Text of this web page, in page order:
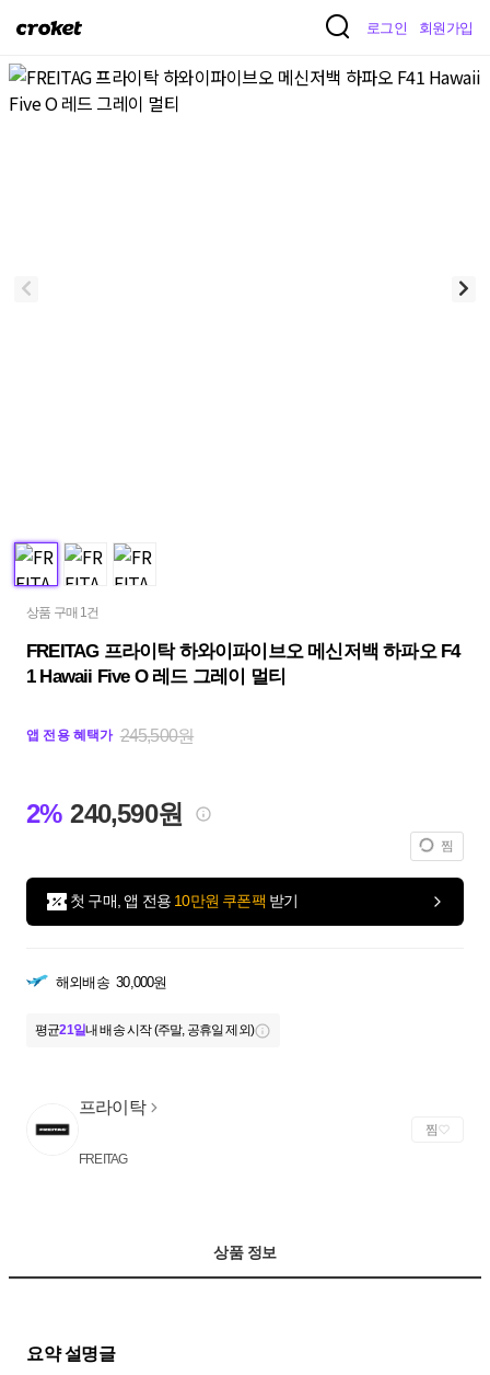
크
켓
로그인 회원가입
상품 구매 1건
FREITAG 프라이탁 하와이파이브오 메신저백 하파오 F4
1 Hawaii Five O 레드 그레이 멀티
앱 전용 혜택가 245,500원
2% 240,590원
찜
첫 구매, 앱 전용 10만원 쿠폰팩 받기
해외배송 30,000원
평균21일내 배송 시작 (주말, 공휴일 제외)
프라이탁
FREITAG
찜
상품 정보
요약 설명글